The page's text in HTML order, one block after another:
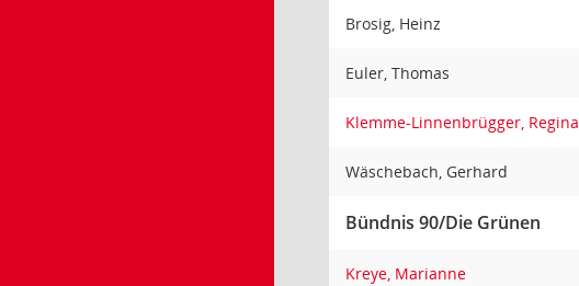
Brosig, Heinz
Euler, Thomas
Klemme-Linnenbrügger, Regina
Wäschebach, Gerhard
Bündnis 90/Die Grünen
Kreye, Marianne